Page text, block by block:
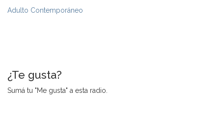
Adulto Contemporáneo
¿Te gusta?
Sumá tu "Me gusta" a esta radio.